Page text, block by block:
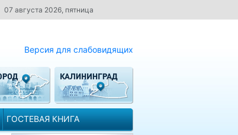
07 августа 2026, пятница
Версия для слабовидящих
ГОСТЕВАЯ КНИГА